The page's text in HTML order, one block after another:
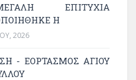
ΕΠΙΤΥΧΊΑ
Η
2026
- ΕΟΡΤΑΣΜΟΣ ΑΓΙΟΥ